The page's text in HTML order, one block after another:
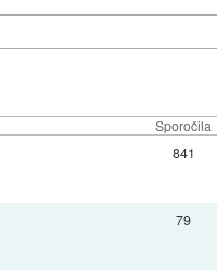
Sporočila
841
79